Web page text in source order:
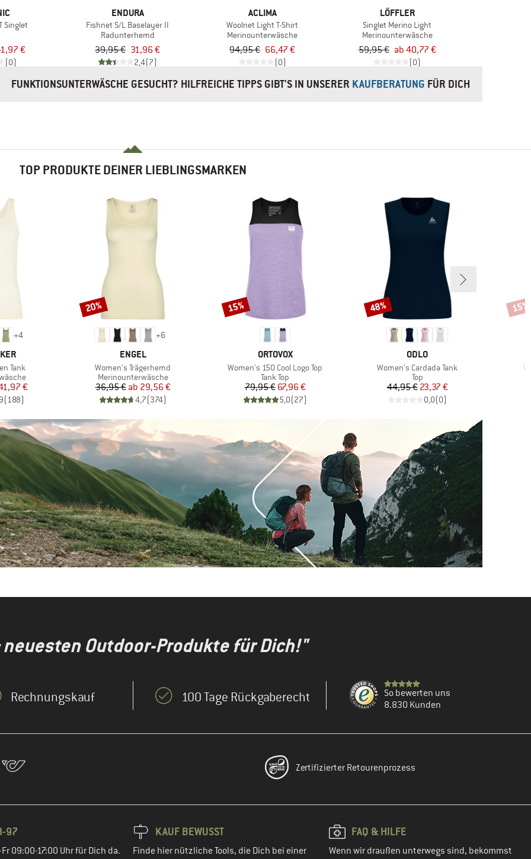
Singlet
€
(0)
ENDURA
Fishnet S/L Baselayer II
Radunterhemd
39,95 € 31,96 €
2,4(7)
ACLIMA
Woolnet Light T-Shirt
Merinounterwäsche
94,95 € 66,47 €
(0)
LÖFFLER
Singlet Merino Light
Merinounterwäsche
59,95 € ab 40,77 €
(0)
FUNKTIONSUNTERWÄSCHE GESUCHT? HILFREICHE TIPPS GIBT'S IN UNSERER KAUFBERATUNG FÜR DICH
TOP PRODUKTE DEINER LIEBLINGSMARKEN
+4
Tank
Preis
€
(188)
+6
MARKE
ENGEL
Artikel
Women's Trägerhemd
Produktgruppe
Merinounterwäsche
Preis
36,95 € reduzierter Preis
ab 29,56 €
4,7(374)
Rabatt
20%
MARKE
ORTOVOX
Artikel
Women's 150 Cool Logo Top
Produktgruppe
Tank Top
Preis
79,95 €reduzierter Preis
67,96 €
5,0(27)
Rabatt
15%
MARKE
ODLO
Artikel
Women's Cardada Tank
Produktgruppe
Top
Preis
44,95 €reduzierter Preis
23,37 €
0,0(0)
Rabatt
48% 15%
Outdoor-Produkte für Dich!"
Rechnungskauf 100 Tage Rückgaberecht
So bewerten uns
8.830 Kunden
Zertifizierter Retourenprozess
97
09:00-17:00 Uhr für Dich da.
KAUF BEWUSST
Finde hier nützliche Tools, die Dich bei einer
FAQ & HILFE
Wenn wir draußen unterwegs sind, bekommst